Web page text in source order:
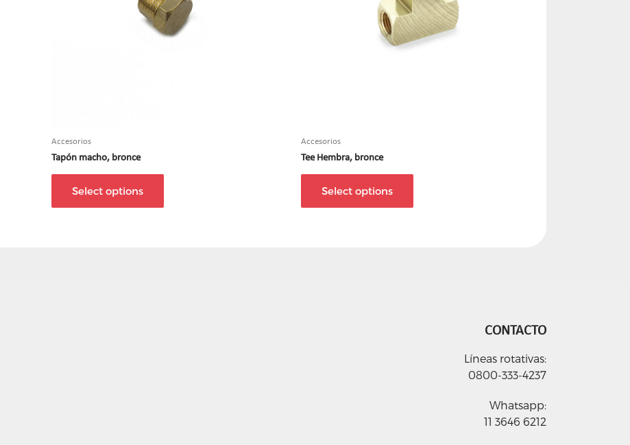
Accesorios
Tapón macho, bronce
Select options
Accesorios
Tee Hembra, bronce
Select options
CONTACTO
Líneas rotativas:
0800-333-4237
Whatsapp:
11 3646 6212